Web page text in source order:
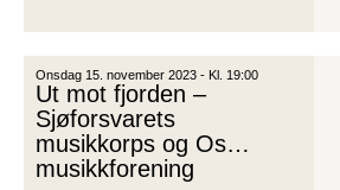
Onsdag 15. november 2023 - Kl. 19:00
Ut mot fjorden –
Sjøforsvarets
musikkorps og Os
musikkforening